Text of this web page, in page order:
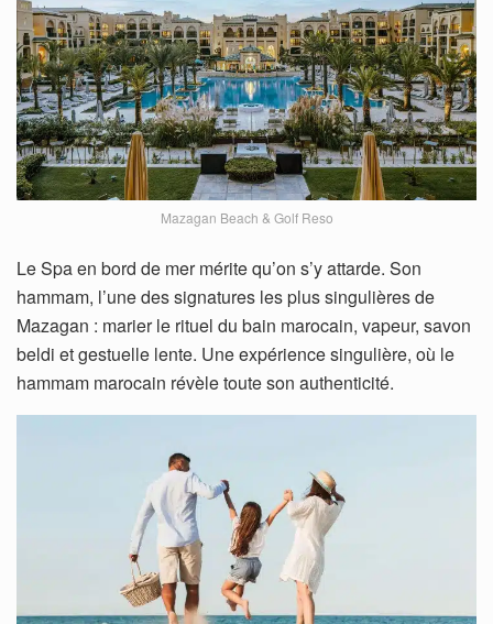
Mazagan Beach & Golf Reso
Le Spa en bord de mer mérite qu’on s’y attarde. Son
hammam, l’une des signatures les plus singulières de
Mazagan : marier le rituel du bain marocain, vapeur, savon
beldi et gestuelle lente. Une expérience singulière, où le
hammam marocain révèle toute son authenticité.